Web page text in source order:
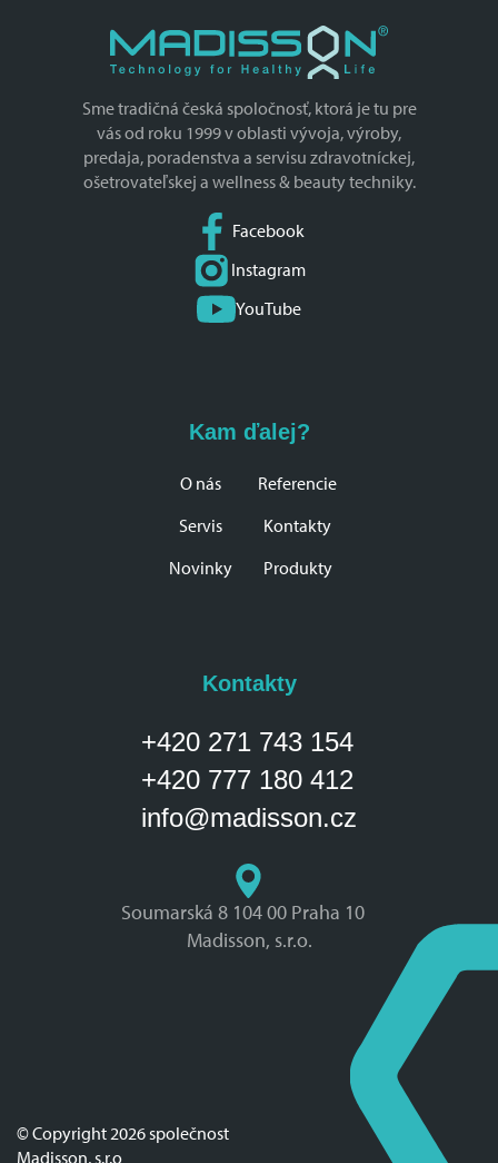
Sme tradičná česká spoločnosť, ktorá je tu pre
vás od roku 1999 v oblasti vývoja, výroby,
predaja, poradenstva a servisu zdravotníckej,
ošetrovateľskej a wellness & beauty techniky.
Facebook
Instagram
YouTube
Kam ďalej?
O nás
Referencie
Servis
Kontakty
Novinky
Produkty
Kontakty
+420 271 743 154
+420 777 180 412
info@madisson.cz
Soumarská 8 104 00 Praha 10
Madisson, s.r.o.
© Copyright 2026 společnost
Madisson, s.r.o